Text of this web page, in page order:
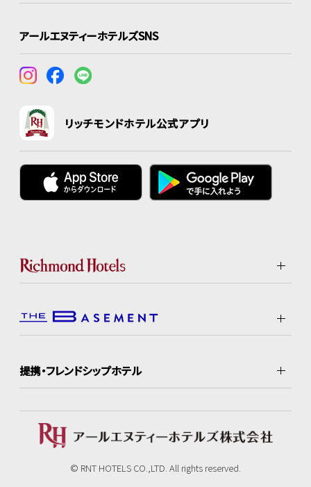
アールエヌティーホテルズSNS
リッチモンドホテル公式アプリ
提携・フレンドシップホテル
© RNT HOTELS CO.,LTD. All rights reserved.